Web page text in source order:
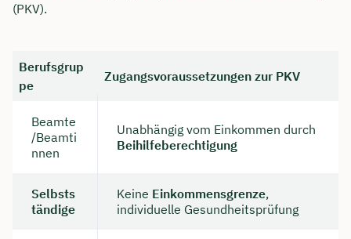
(PKV).
Berufsgrup
pe
Zugangsvoraussetzungen zur PKV
Beamte
/Beamti
nnen
Unabhängig vom Einkommen durch
Beihilfeberechtigung
Selbsts
tändige
Keine Einkommensgrenze,
individuelle Gesundheitsprüfung